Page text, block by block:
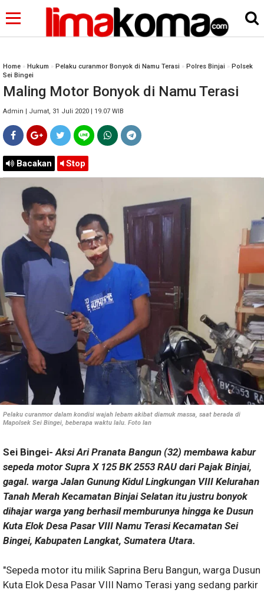
Home » Hukum » Pelaku curanmor Bonyok di Namu Terasi » Polres Binjai » Polsek
Sei Bingei
Maling Motor Bonyok di Namu Terasi
Admin | Jumat, 31 Juli 2020 | 19.07 WIB
Bacakan Stop
Pelaku curanmor dalam kondisi wajah lebam akibat diamuk massa, saat berada di
Mapolsek Sei Bingei, beberapa waktu lalu. Foto Ian
Sei Bingei- Aksi Ari Pranata Bangun (32) membawa kabur
sepeda motor Supra X 125 BK 2553 RAU dari Pajak Binjai,
gagal. warga Jalan Gunung Kidul Lingkungan VIII Kelurahan
Tanah Merah Kecamatan Binjai Selatan itu justru bonyok
dihajar warga yang berhasil memburunya hingga ke Dusun
Kuta Elok Desa Pasar VIII Namu Terasi Kecamatan Sei
Bingei, Kabupaten Langkat, Sumatera Utara.
"Sepeda motor itu milik Saprina Beru Bangun, warga Dusun
Kuta Elok Desa Pasar VIII Namo Terasi yang sedang parkir